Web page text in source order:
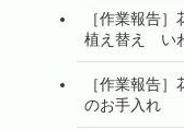
［作業報告
植え替え い
［作業報告
のお手入れ